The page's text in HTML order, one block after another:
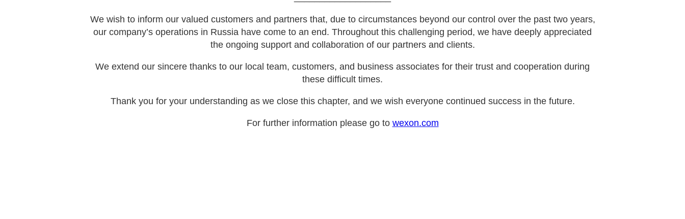
We wish to inform our valued customers and partners that, due to circumstances beyond our control over the past two years,
our company’s operations in Russia have come to an end. Throughout this challenging period, we have deeply appreciated
the ongoing support and collaboration of our partners and clients.
We extend our sincere thanks to our local team, customers, and business associates for their trust and cooperation during
these difficult times.
Thank you for your understanding as we close this chapter, and we wish everyone continued success in the future.
For further information please go to wexon.com